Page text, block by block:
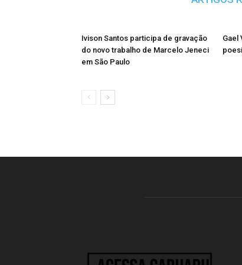
Ivison Santos participa de gravação
do novo trabalho de Marcelo Jeneci
em São Paulo
Gael